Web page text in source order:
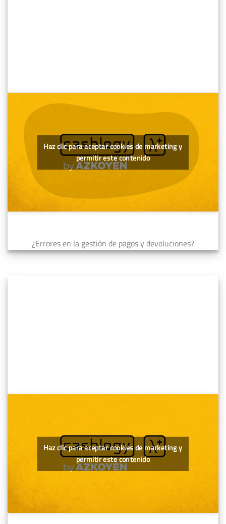
Haz clic para aceptar cookies de marketing y
permitir este contenido
¿Errores en la gestión de pagos y devoluciones?
Haz clic para aceptar cookies de marketing y
permitir este contenido